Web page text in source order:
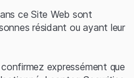
ce Site Web sont
résidant ou ayant leur
expressément que